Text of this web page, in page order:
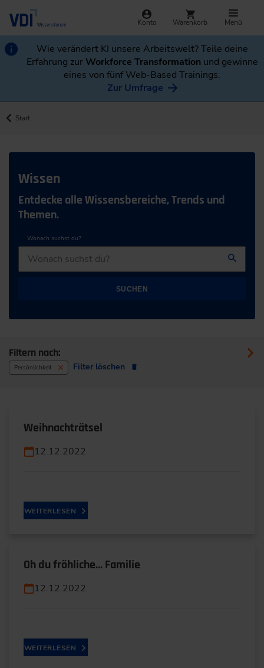
Konto Warenkorb Menü
Wie verändert KI unsere Arbeitswelt? Teile deine
Erfahrung zurWorkforce Transformation und gewinne
eines von fünf Web-Based Trainings.
Zur Umfrage
Start
Wissen
Entdecke alle Wissensbereiche, Trends und
Themen.
Wonach suchst du?
SUCHEN
Filtern nach:
Persönlichkeit Filter löschen
Weihnachträtsel
12.12.2022
WEITERLESEN
Oh du fröhliche… Familie
12.12.2022
WEITERLESEN